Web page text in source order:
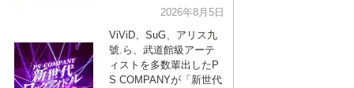
2026年8月5日
ViViD、SuG、アリス九
號.ら、武道館級アーテ
ィストを多数輩出したP
S COMPANYが「新世代